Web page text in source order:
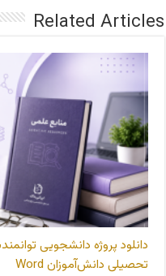
Related Articles
دانلود پروژه دانشجویی
تحصیلی دانش‌آموزان Word